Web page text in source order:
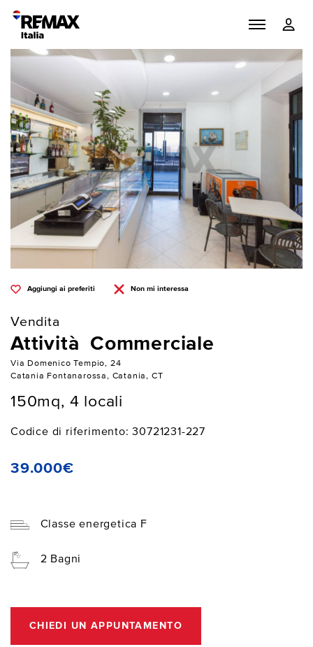
Aggiungi ai preferiti Non mi interessa
Vendita
Attività Commerciale
Via Domenico Tempio, 24
Catania Fontanarossa, Catania, CT
150mq, 4 locali
Codice di riferimento: 30721231-227
39.000€
Classe energetica F
2 Bagni
CHIEDI UN APPUNTAMENTO